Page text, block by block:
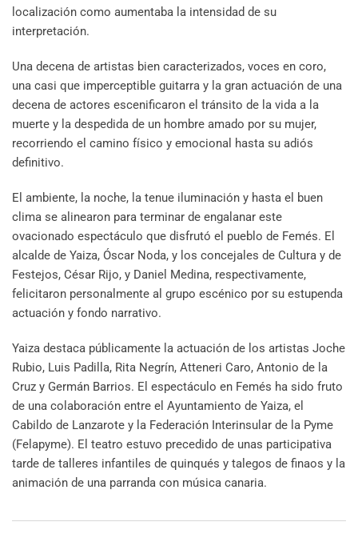
localización como aumentaba la intensidad de su
interpretación.
Una decena de artistas bien caracterizados, voces en coro,
una casi que imperceptible guitarra y la gran actuación de una
decena de actores escenificaron el tránsito de la vida a la
muerte y la despedida de un hombre amado por su mujer,
recorriendo el camino físico y emocional hasta su adiós
definitivo.
El ambiente, la noche, la tenue iluminación y hasta el buen
clima se alinearon para terminar de engalanar este
ovacionado espectáculo que disfrutó el pueblo de Femés. El
alcalde de Yaiza, Óscar Noda, y los concejales de Cultura y de
Festejos, César Rijo, y Daniel Medina, respectivamente,
felicitaron personalmente al grupo escénico por su estupenda
actuación y fondo narrativo.
Yaiza destaca públicamente la actuación de los artistas Joche
Rubio, Luis Padilla, Rita Negrín, Atteneri Caro, Antonio de la
Cruz y Germán Barrios. El espectáculo en Femés ha sido fruto
de una colaboración entre el Ayuntamiento de Yaiza, el
Cabildo de Lanzarote y la Federación Interinsular de la Pyme
(Felapyme). El teatro estuvo precedido de unas participativa
tarde de talleres infantiles de quinqués y talegos de finaos y la
animación de una parranda con música canaria.